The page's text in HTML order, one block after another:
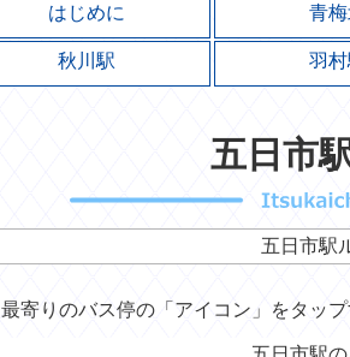
はじめに 青
秋川駅 羽
五日市
最寄りのバス停の「アイコン」をタッ